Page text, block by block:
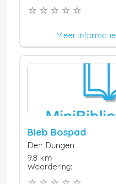
Meer informatie
Bieb Bospad
Den Dungen
9.8 km
Waardering: